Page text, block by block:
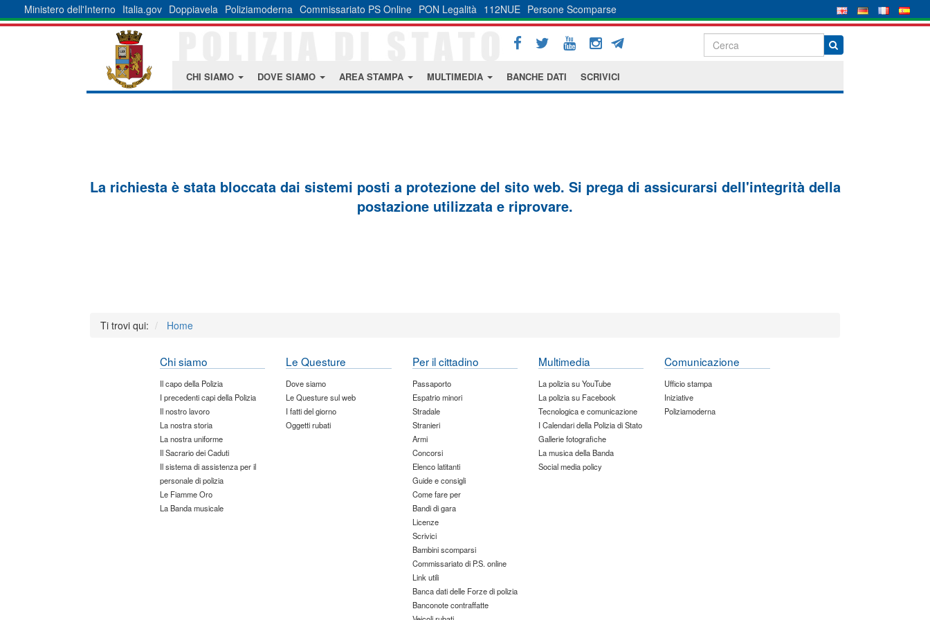
Ministero dell'Interno Italia.gov Doppiavela Poliziamoderna Commissariato PS Online PON Legalità 112NUE Persone Scomparse
CHI SIAMO DOVE SIAMO AREA STAMPA MULTIMEDIA BANCHE DATI SCRIVICI
La richiesta è stata bloccata dai sistemi posti a protezione del sito web. Si prega di assicurarsi dell'integrità della
postazione utilizzata e riprovare.
Ti trovi qui: Home
Chi siamo
Il capo della Polizia
I precedenti capi della Polizia
Il nostro lavoro
La nostra storia
La nostra uniforme
Il Sacrario dei Caduti
Il sistema di assistenza per il
personale di polizia
Le Fiamme Oro
La Banda musicale
Le Questure
Dove siamo
Le Questure sul web
I fatti del giorno
Oggetti rubati
Per il cittadino
Passaporto
Espatrio minori
Stradale
Stranieri
Armi
Concorsi
Elenco latitanti
Guide e consigli
Come fare per
Bandi di gara
Licenze
Scrivici
Bambini scomparsi
Commissariato di P.S. online
Link utili
Banca dati delle Forze di polizia
Banconote contraffatte
Multimedia
La polizia su YouTube
La polizia su Facebook
Tecnologica e comunicazione
I Calendari della Polizia di Stato
Gallerie fotografiche
La musica della Banda
Social media policy
Comunicazione
Ufficio stampa
Iniziative
Poliziamoderna